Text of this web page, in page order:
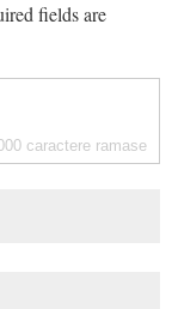
fields are
caractere ramase